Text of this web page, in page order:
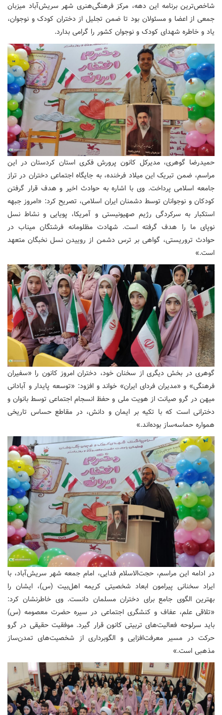
شاخص‌ترین برنامه این دهه، مرکز فرهنگی‌هنری شهر سریش‌آباد میزبان
جمعی از اعضا و مسئولان بود تا ضمن تجلیل از دختران کودک و نوجوان،
یاد و خاطره شهدای کودک و نوجوان کشور را گرامی بدارد.
حمیدرضا گوهری، مدیرکل کانون پرورش فکری استان کردستان در این
مراسم، ضمن تبریک این میلاد فرخنده، به جایگاه اجتماعی دختران در تراز
جامعه اسلامی پرداخت. وی با اشاره به حوادث اخیر و هدف قرار گرفتن
کودکان و نوجوانان توسط دشمنان ایران اسلامی، تصریح کرد: «امروز جبهه
استکبار به سرکردگی رژیم صهیونیستی و آمریکا، پویایی و نشاط نسل
نوپای ما را هدف گرفته است. شهادت مظلومانه فرشتگان میناب در
حوادث تروریستی، گواهی بر ترس دشمن از روییدن نسل نخبگان متعهد
است.»
‌گوهری در بخش دیگری از سخنان خود، دختران امروز کانون را «سفیران
فرهنگی» و «مدیران فردای ایران» خواند و افزود: «توسعه پایدار و آبادانی
میهن در گرو صیانت از هویت ملی و حفظ انسجام اجتماعی توسط بانوان و
دخترانی است که با تکیه بر ایمان و دانش، در مقاطع حساس تاریخی
همواره حماسه‌ساز بوده‌اند.»
در ادامه این مراسم، حجت‌الاسلام فدایی، امام جمعه شهر سریش‌آباد، با
ایراد سخنانی پیرامون ابعاد شخصیتی کریمه اهل‌بیت (س)، ایشان را
بهترین الگوی جامع برای دختران مسلمان دانست. وی خاطرنشان کرد:
«تلاقی علم، عفاف و کنشگری اجتماعی در سیره حضرت معصومه (س)
باید سرلوحه فعالیت‌های تربیتی کانون قرار گیرد. موفقیت حقیقی در گرو
حرکت در مسیر معرفت‌افزایی و الگوبرداری از شخصیت‌های تمدن‌ساز
مذهبی است.»